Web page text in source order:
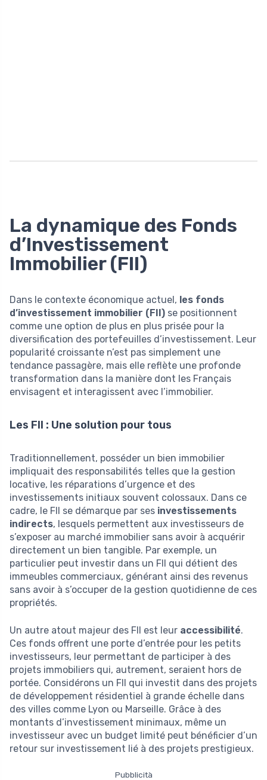
La dynamique des Fonds
d’Investissement
Immobilier (FII)
Dans le contexte économique actuel, les fonds
d’investissement immobilier (FII) se positionnent
comme une option de plus en plus prisée pour la
diversification des portefeuilles d’investissement. Leur
popularité croissante n’est pas simplement une
tendance passagère, mais elle reflète une profonde
transformation dans la manière dont les Français
envisagent et interagissent avec l’immobilier.
Les FII : Une solution pour tous
Traditionnellement, posséder un bien immobilier
impliquait des responsabilités telles que la gestion
locative, les réparations d’urgence et des
investissements initiaux souvent colossaux. Dans ce
cadre, le FII se démarque par ses investissements
indirects, lesquels permettent aux investisseurs de
s’exposer au marché immobilier sans avoir à acquérir
directement un bien tangible. Par exemple, un
particulier peut investir dans un FII qui détient des
immeubles commerciaux, générant ainsi des revenus
sans avoir à s’occuper de la gestion quotidienne de ces
propriétés.
Un autre atout majeur des FII est leur accessibilité.
Ces fonds offrent une porte d’entrée pour les petits
investisseurs, leur permettant de participer à des
projets immobiliers qui, autrement, seraient hors de
portée. Considérons un FII qui investit dans des projets
de développement résidentiel à grande échelle dans
des villes comme Lyon ou Marseille. Grâce à des
montants d’investissement minimaux, même un
investisseur avec un budget limité peut bénéficier d’un
retour sur investissement lié à des projets prestigieux.
Pubblicità